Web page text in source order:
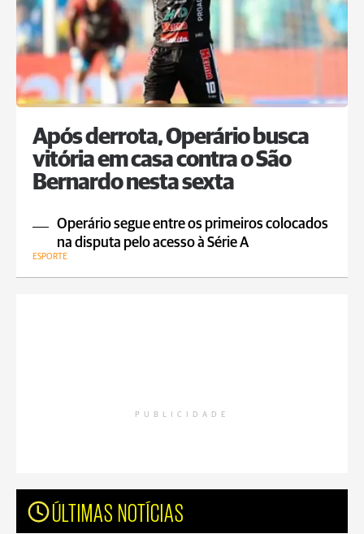
Após derrota, Operário busca
vitória em casa contra o São
Bernardo nesta sexta
Operário segue entre os primeiros colocados
na disputa pelo acesso à Série A
ESPORTE
PUBLICIDADE
ÚLTIMAS NOTÍCIAS